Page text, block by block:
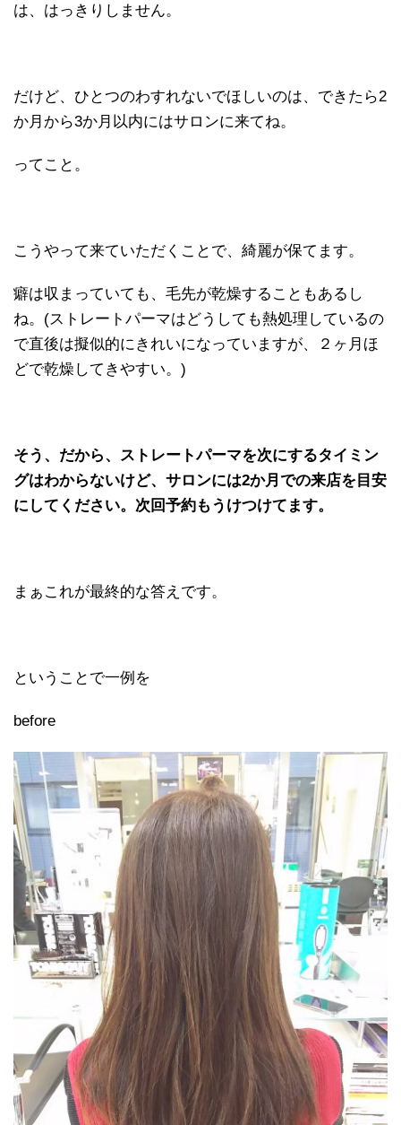
は、はっきりしません。
だけど、ひとつのわすれないでほしいのは、できたら2
か月から3か月以内にはサロンに来てね。
ってこと。
こうやって来ていただくことで、綺麗が保てます。
癖は収まっていても、毛先が乾燥することもあるし
ね。(ストレートパーマはどうしても熱処理しているの
で直後は擬似的にきれいになっていますが、２ヶ月ほ
どで乾燥してきやすい。)
そう、だから、ストレートパーマを次にするタイミン
グはわからないけど、サロンには2か月での来店を目安
にしてください。次回予約もうけつけてます。
まぁこれが最終的な答えです。
ということで一例を
before